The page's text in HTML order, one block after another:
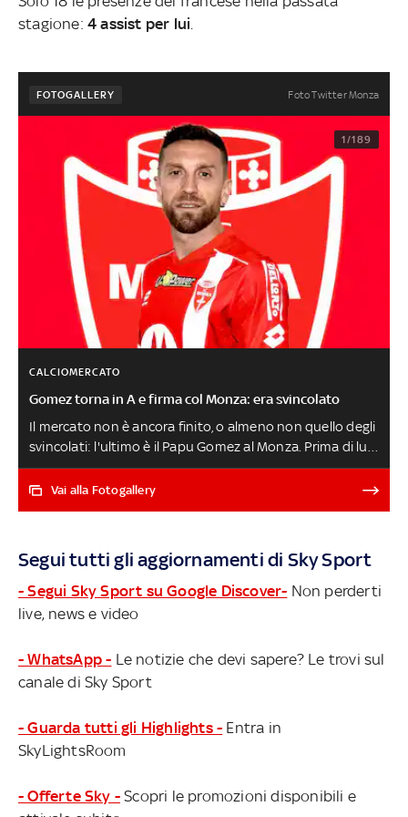
stagione: 4 assist per lui
FOTOGALLERY Foto Twitter Monza
1/189
CALCIOMERCATO
Gomez torna in A e firma col Monza: era svincolato
Il mercato non è ancora finito, o almeno non quello degli
svincolati: l'ultimo è il Papu Gomez al Monza. Prima di lui
la firma di Juan Manuel Cruz, figlio del 'jardinero' Julio, al
Verona e anche il ritorno di Roberto 'Tucu' Pereyra
Vai alla Fotogallery
Segui tutti gli aggiornamenti di Sky Sport
- Segui Sky Sport su Google Discover- Non perderti
live, news e video
- WhatsApp - Le notizie che devi sapere? Le trovi sul
canale di Sky Sport
- Guarda tutti gli Highlights - Entra in
SkyLightsRoom
- Offerte Sky - Scopri le promozioni disponibili e